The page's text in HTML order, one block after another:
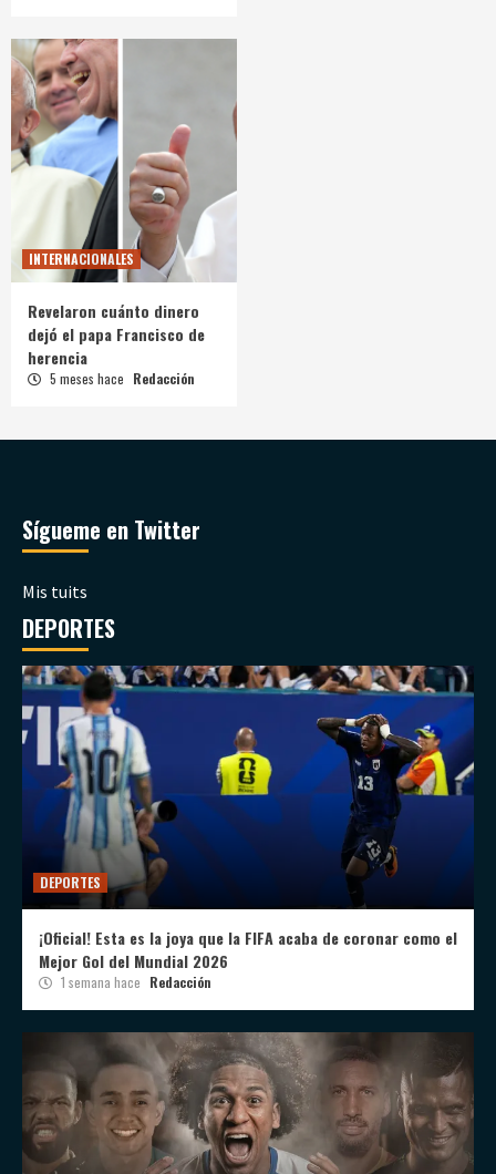
INTERNACIONALES
Revelaron cuánto dinero
dejó el papa Francisco de
herencia
5 meses hace Redacción
Sígueme en Twitter
Mis tuits
DEPORTES
DEPORTES
¡Oficial! Esta es la joya que la FIFA acaba de coronar como el
Mejor Gol del Mundial 2026
1 semana hace Redacción